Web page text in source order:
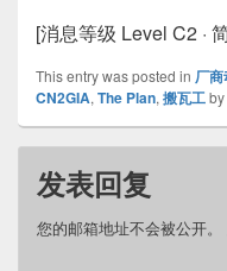
[消息等级 Level C2 ·
This entry was posted in 厂
CN2GIA, The Plan, 搬瓦工by
发表回复
您的邮箱地址不会被公开。